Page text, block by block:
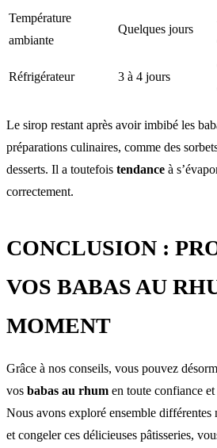
Température
ambiante
Quelques jours
Réfrigérateur 3 à 4 jours
Le sirop restant après avoir imbibé les
préparations culinaires, comme des
desserts. Il a toutefois tendance à
correctement.
CONCLUSION :
VOS BABAS AU
MOMENT
Grâce à nos conseils, vous pouvez
vos babas au rhum en toute confiance
Nous avons exploré ensemble différentes
et congeler ces délicieuses pâtisseries,